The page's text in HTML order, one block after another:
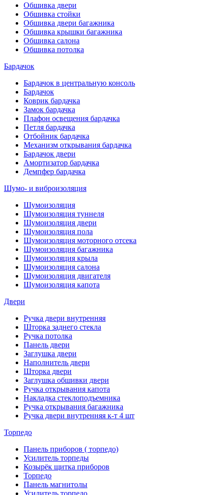
Обшивка двери
Обшивка стойки
Обшивка двери багажника
Обшивка крышки багажника
Обшивка салона
Обшивка потолка
Бардачок
Бардачок в центральную консоль
Бардачок
Коврик бардачка
Замок бардачка
Плафон освещения бардачка
Петля бардачка
Отбойник бардачка
Механизм открывания бардачка
Бардачок двери
Амортизатор бардачка
Демпфер бардачка
Шумо- и виброизоляция
Шумоизоляция
Шумоизоляция туннеля
Шумоизоляция двери
Шумоизоляция пола
Шумоизоляция моторного отсека
Шумоизоляция багажника
Шумоизоляция крыла
Шумоизоляция салона
Шумоизоляция двигателя
Шумоизоляция капота
Двери
Ручка двери внутренняя
Шторка заднего стекла
Ручка потолка
Панель двери
Заглушка двери
Наполнитель двери
Шторка двери
Заглушка обшивки двери
Ручка открывания капота
Накладка стеклоподъемника
Ручка открывания багажника
Ручка двери внутренняя к-т 4 шт
Торпедо
Панель приборов ( торпедо)
Усилитель торпеды
Козырёк щитка приборов
Торпедо
Панель магнитолы
Усилитель торпедо